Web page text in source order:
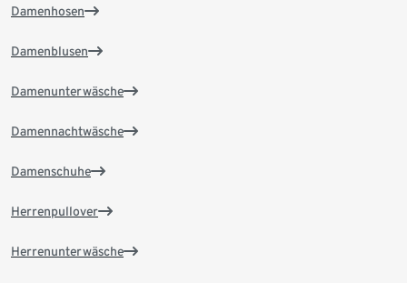
Damenhosen
Damenblusen
Damenunterwäsche
Damennachtwäsche
Damenschuhe
Herrenpullover
Herrenunterwäsche